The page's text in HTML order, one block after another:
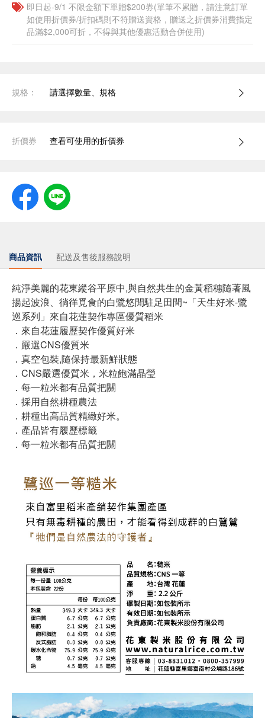
即日起-9/1 不限金額下單贈$200券(單筆不累贈，請注意訂單
如使用折價券/折扣碼則不符贈送資格，贈送之折價券消費指定
品滿$2,000可折，不得與其他優惠活動合併使用)
規格： 請選擇數量、規格
折價券 查看可使用的折價券
商品資訊 配送及售後服務說明
純淨美麗的花東縱谷平原中,與自然共生的金黃稻穗隨著風
揚起波浪、徜徉覓食的白鷺悠閒駐足田間~「天生好米-鷺
巡系列」來自花蓮契作專區優質稻米
．來自花蓮履歷契作優質好米
．嚴選CNS優質米
．真空包裝,隨保持最新鮮狀態
．CNS嚴選優質米，米粒飽滿晶瑩
．每一粒米都有品質把關
．採用自然耕種農法
．耕種出高品質精緻好米。
．產品皆有履歷標籤
．每一粒米都有品質把關